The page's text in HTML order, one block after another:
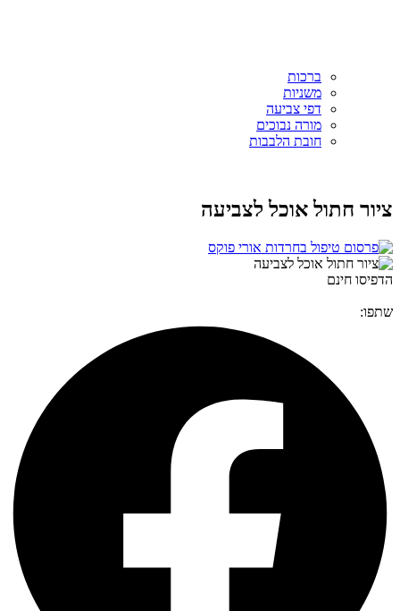
ברכות
משניות
דפי צביעה
מורה נבוכים
חובת הלבבות
ציור חתול אוכל לצביעה
הדפיסו חינם
שתפו: